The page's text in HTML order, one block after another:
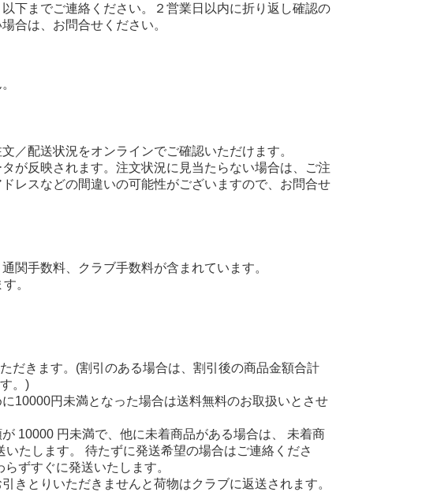
下までご連絡ください。２営業日以内に折り返し確認の
合は、お問合せください。
／配送状況をオンラインでご確認いただけます。
が反映されます。注文状況に見当たらない場合は、ご注
レスなどの間違いの可能性がございますので、お問合せ
関手数料、クラブ手数料が含まれています。
。
だきます。(割引のある場合は、割引後の商品金額合計
す。)
10000円未満となった場合は送料無料のお取扱いとさせ
10000 円未満で、他に未着商品がある場合は、 未着商
たします。 待たずに発送希望の場合はご連絡くださ
ずすぐに発送いたします。
きとりいただきませんと荷物はクラブに返送されます。